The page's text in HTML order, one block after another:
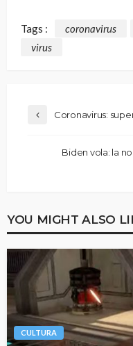
Tags : coronavirus
virus
Coronavirus:
Biden vola: la
YOU MIGHT ALSO
CULTURA